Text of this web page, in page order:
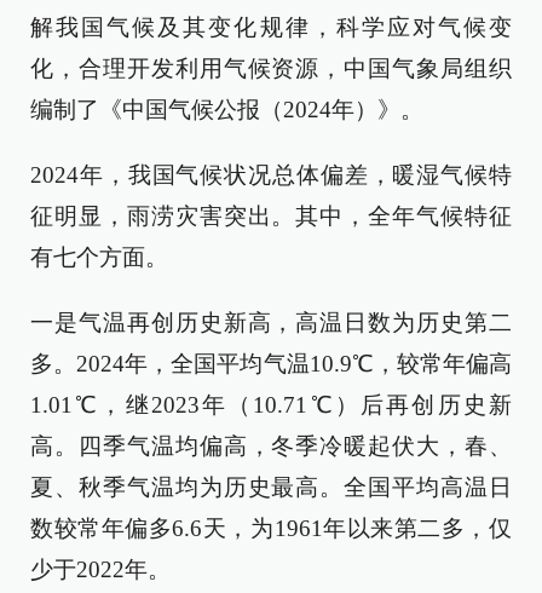
解我国气候及其变化规律，科学应对气候变
化，合理开发利用气候资源，中国气象局组织
编制了《中国气候公报（2024年）》。
2024年，我国气候状况总体偏差，暖湿气候特
征明显，雨涝灾害突出。其中，全年气候特征
有七个方面。
一是气温再创历史新高，高温日数为历史第二
多。2024年，全国平均气温10.9℃，较常年偏高
1.01℃，继2023年（10.71℃）后再创历史新
高。四季气温均偏高，冬季冷暖起伏大，春、
夏、秋季气温均为历史最高。全国平均高温日
数较常年偏多6.6天，为1961年以来第二多，仅
少于2022年。